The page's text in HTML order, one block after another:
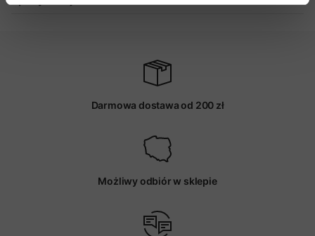
Darmowa dostawa od 200 zł
Możliwy odbiór w sklepie